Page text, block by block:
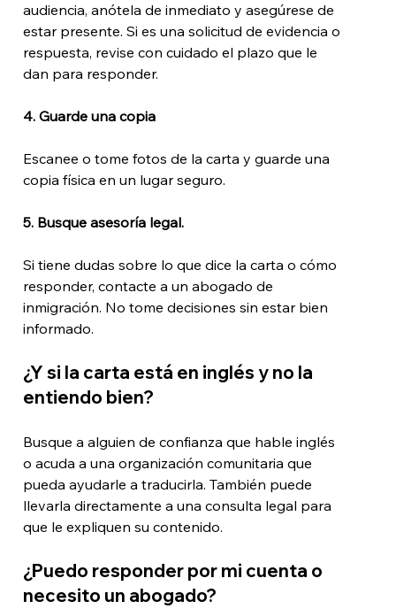
audiencia, anótela de inmediato y asegúrese de
estar presente. Si es una solicitud de evidencia o
respuesta, revise con cuidado el plazo que le
dan para responder.
4. Guarde una copia
Escanee o tome fotos de la carta y guarde una
copia física en un lugar seguro.
5. Busque asesoría legal.
Si tiene dudas sobre lo que dice la carta o cómo
responder, contacte a un abogado de
inmigración. No tome decisiones sin estar bien
informado.
¿Y si la carta está en inglés y no la
entiendo bien?
Busque a alguien de confianza que hable inglés
o acuda a una organización comunitaria que
pueda ayudarle a traducirla. También puede
llevarla directamente a una consulta legal para
que le expliquen su contenido.
¿Puedo responder por mi cuenta o
necesito un abogado?